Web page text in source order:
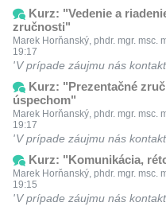
Kurz: "Vedenie a
zručnosti"
Marek Horňanský, phdr. mgr. msc.
19:17
V prípade záujmu nás
Kurz: "Prezentačné
úspechom"
Marek Horňanský, phdr. mgr. msc.
19:17
V prípade záujmu nás
Kurz: "Komunikácia,
Marek Horňanský, phdr. mgr. msc.
19:15
V prípade záujmu nás